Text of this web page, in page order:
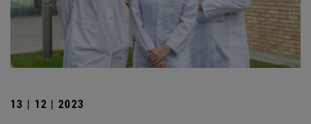
13 | 12 | 2023